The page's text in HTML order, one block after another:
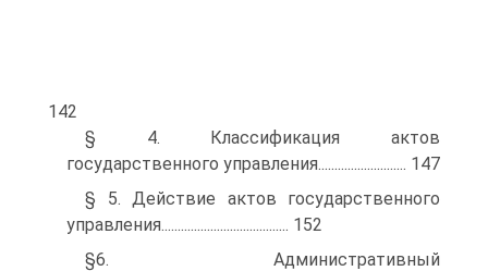
142
§ 4. Классификация актов
государственного управления........................... 147
§ 5. Действие актов государственного
управления....................................... 152
§6. Административный